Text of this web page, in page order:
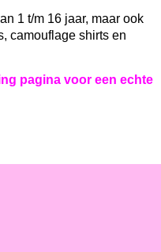
1 t/m 16 jaar, maar ook
camouflage shirts en
pagina voor een echte